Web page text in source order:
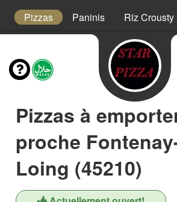
Pizzas Paninis Riz Crousty
Pizzas à
proche
Loing (45210)